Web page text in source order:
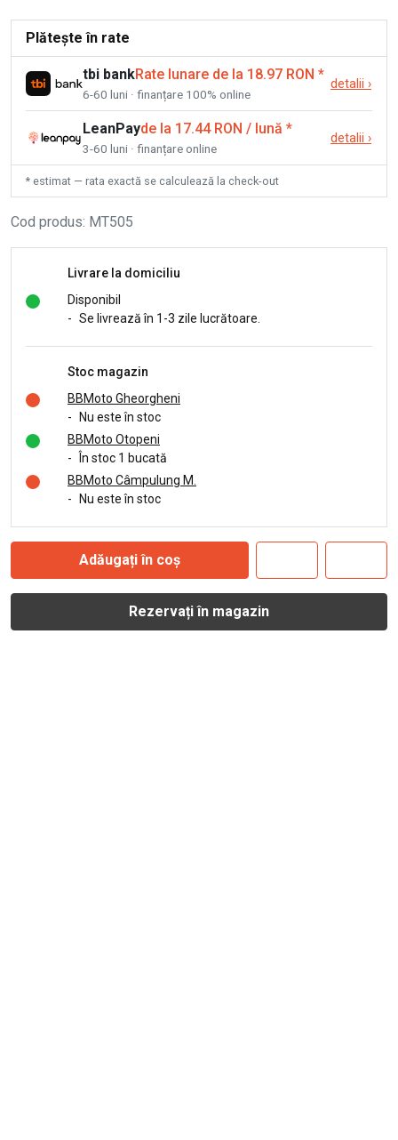
Plătește în rate
tbi bankRate lunare de la 18.97 RON *
6-60 luni · finanțare 100% online
detalii ›
LeanPayde la 17.44 RON / lună *
3-60 luni · finanțare online
detalii ›
* estimat — rata exactă se calculează la check-out
Cod produs: MT505
Livrare la domiciliu
Disponibil
- Se livrează în 1-3 zile lucrătoare.
Stoc magazin
BBMoto Gheorgheni
-
Nu este în stoc
BBMoto Otopeni
-
În stoc 1 bucată
BBMoto Câmpulung M.
-
Nu este în stoc
Adăugați în coș
Rezervați în magazin